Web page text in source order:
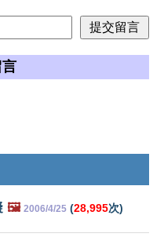
🖼️ 2006/4/25 (28,995次)